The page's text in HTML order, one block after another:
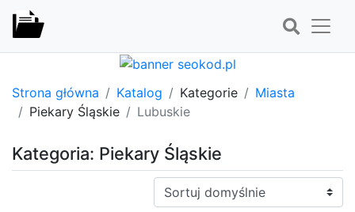
Strona główna Katalog Kategorie
Miasta
Piekary Śląskie
Lubuskie
Kategoria: Piekary Śląskie
Sortuj: